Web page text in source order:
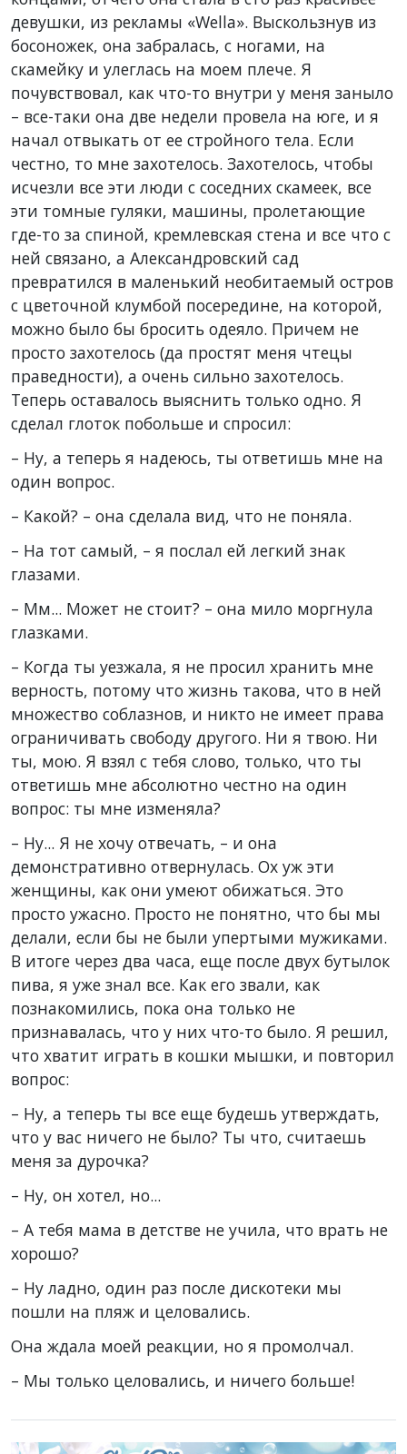
девушки, из рекламы «Wella». Выскользнув из
босоножек, она забралась, с ногами, на
скамейку и улеглась на моем плече. Я
почувствовал, как что-то внутри у меня заныло
– все-таки она две недели провела на юге, и я
начал отвыкать от ее стройного тела. Если
честно, то мне захотелось. Захотелось, чтобы
исчезли все эти люди с соседних скамеек, все
эти томные гуляки, машины, пролетающие
где-то за спиной, кремлевская стена и все что с
ней связано, а Александровский сад
превратился в маленький необитаемый остров
с цветочной клумбой посередине, на которой,
можно было бы бросить одеяло. Причем не
просто захотелось (да простят меня чтецы
праведности), а очень сильно захотелось.
Теперь оставалось выяснить только одно. Я
сделал глоток побольше и спросил:
– Ну, а теперь я надеюсь, ты ответишь мне на
один вопрос.
– Какой? – она сделала вид, что не поняла.
– На тот самый, – я послал ей легкий знак
глазами.
– Мм... Может не стоит? – она мило моргнула
глазками.
– Когда ты уезжала, я не просил хранить мне
верность, потому что жизнь такова, что в ней
множество соблазнов, и никто не имеет права
ограничивать свободу другого. Ни я твою. Ни
ты, мою. Я взял с тебя слово, только, что ты
ответишь мне абсолютно честно на один
вопрос: ты мне изменяла?
– Ну... Я не хочу отвечать, – и она
демонстративно отвернулась. Ох уж эти
женщины, как они умеют обижаться. Это
просто ужасно. Просто не понятно, что бы мы
делали, если бы не были упертыми мужиками.
В итоге через два часа, еще после двух бутылок
пива, я уже знал все. Как его звали, как
познакомились, пока она только не
признавалась, что у них что-то было. Я решил,
что хватит играть в кошки мышки, и повторил
вопрос:
– Ну, а теперь ты все еще будешь утверждать,
что у вас ничего не было? Ты что, считаешь
меня за дурочка?
– Ну, он хотел, но...
– А тебя мама в детстве не учила, что врать не
хорошо?
– Ну ладно, один раз после дискотеки мы
пошли на пляж и целовались.
Она ждала моей реакции, но я промолчал.
– Мы только целовались, и ничего больше!